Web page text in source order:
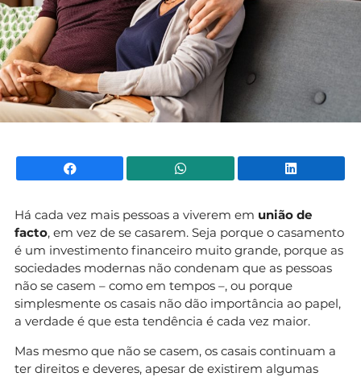
Facebook WhatsApp
Há cada vez mais pessoas a viverem em união de
facto, em vez de se casarem. Seja porque o casamento
é um investimento financeiro muito grande, porque as
sociedades modernas não condenam que as pessoas
não se casem – como em tempos –, ou porque
simplesmente os casais não dão importância ao papel,
a verdade é que esta tendência é cada vez maior.
Mas mesmo que não se casem, os casais continuam a
ter direitos e deveres, apesar de existirem algumas